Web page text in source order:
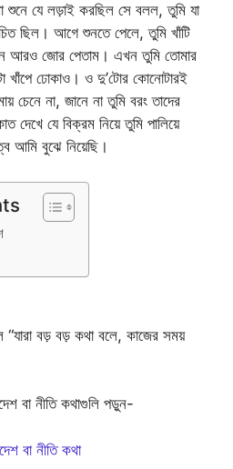
শুনে যে লড়াই করছিল সে বলল, তুমি যা
ছিল। আগে শুনতে পেলে, তুমি খাঁটি
আরও জোর পেতাম। এখন তুমি তোমার
খাঁপে ঢোকাও। ও দু’টোর কোনোটারই
না, জানে না তুমি বরং তাদের
দেখে যে বিক্রম নিয়ে তুমি পালিয়ে
আমি বুঝে নিয়েছি।
বড় বড় কথা বলে, কাজের সময়
বা নীতি কথাগুলি পড়ুন-
বা নীতি কথা